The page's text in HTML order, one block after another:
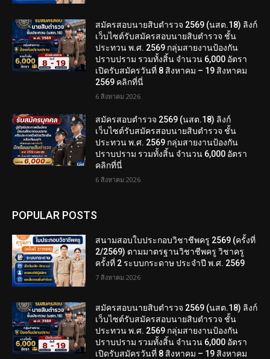
สมัครสอบนายสิบตำรวจ 2569 (นสต.18) ลิงก์
เว็บไซต์รับสมัครสอบนายสิบตำรวจ ชั้น
ประทวน พ.ศ. 2569 กลุ่มสายงานป้องกัน
ปราบปราม รวมทั้งสิ้น จำนวน 6,000 อัตรา
เปิดรับสมัครวันที่ 8 สิงหาคม – 19 สิงหาคม
2569 คลิกที่นี่
6 สิงหาคม 2026
สมัครสอบตํารวจ 2569 (นสต.18) ลิงก์
เว็บไซต์รับสมัครสอบนายสิบตำรวจ ชั้น
ประทวน พ.ศ. 2569 กลุ่มสายงานป้องกัน
ปราบปราม รวมทั้งสิ้น จำนวน 6,000 อัตรา
คลิกที่นี่
6 สิงหาคม 2026
POPULAR POSTS
สนามสอบใบประกอบวิชาชีพครู 2569 (ครั้งที่
2/2569) ตามมาตรฐานวิชาชีพครู วิชาครู
ครั้งที่ 2 ระบบกระดาษ ประจำปี พ.ศ. 2569
7 สิงหาคม 2026
สมัครสอบนายสิบตำรวจ 2569 (นสต.18) ลิงก์
เว็บไซต์รับสมัครสอบนายสิบตำรวจ ชั้น
ประทวน พ.ศ. 2569 กลุ่มสายงานป้องกัน
ปราบปราม รวมทั้งสิ้น จำนวน 6,000 อัตรา
เปิดรับสมัครวันที่ 8 สิงหาคม – 19 สิงหาคม